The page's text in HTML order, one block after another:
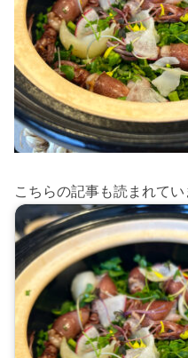
こちらの記事も読まれてい